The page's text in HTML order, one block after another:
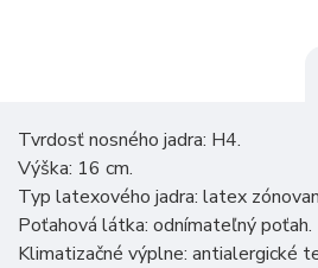
Tvrdosť nosného jadra: H4.
Výška: 16 cm.
Typ latexového jadra: latex
Poťahová látka: odnímateľný poťah.
Klimatizačné výplne: antialergické